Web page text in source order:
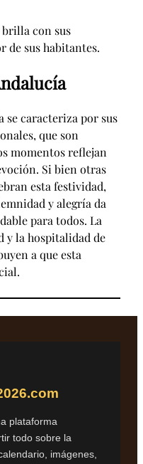
con sus
de sus habitantes.
se caracteriza por sus
que son
momentos reflejan
Si bien otras
esta festividad,
y alegría da
para todos. La
y la hospitalidad de
a que esta
plataforma
todo sobre la
imágenes,